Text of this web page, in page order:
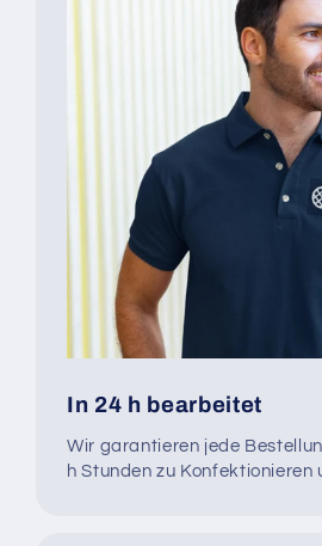
In 24 h bearbeitet
Wir garantieren jede
h Stunden zu Konfektionieren